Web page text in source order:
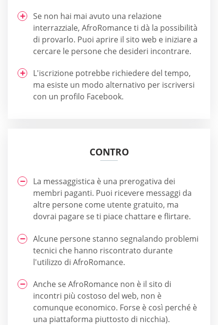
Se non hai mai avuto una relazione
interrazziale, AfroRomance ti dà la possibilità
di provarlo. Puoi aprire il sito web e iniziare a
cercare le persone che desideri incontrare.
L'iscrizione potrebbe richiedere del tempo,
ma esiste un modo alternativo per iscriversi
con un profilo Facebook.
CONTRO
La messaggistica è una prerogativa dei
membri paganti. Puoi ricevere messaggi da
altre persone come utente gratuito, ma
dovrai pagare se ti piace chattare e flirtare.
Alcune persone stanno segnalando problemi
tecnici che hanno riscontrato durante
l'utilizzo di AfroRomance.
Anche se AfroRomance non è il sito di
incontri più costoso del web, non è
comunque economico. Forse è così perché è
una piattaforma piuttosto di nicchia).